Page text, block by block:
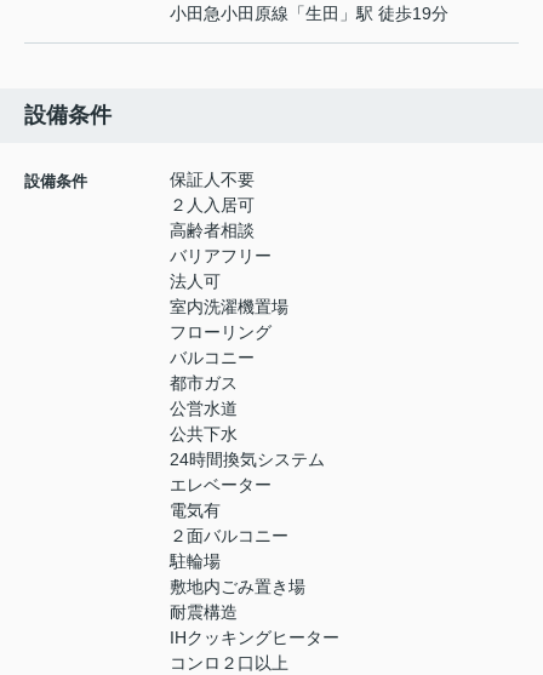
小田急小田原線 「生田 」駅 徒歩19分
設備条件
設備条件
保証人不要
２人入居可
高齢者相談
バリアフリー
法人可
室内洗濯機置場
フローリング
バルコニー
都市ガス
公営水道
公共下水
24時間換気システム
エレベーター
電気有
２面バルコニー
駐輪場
敷地内ごみ置き場
耐震構造
IHクッキングヒーター
コンロ２口以上